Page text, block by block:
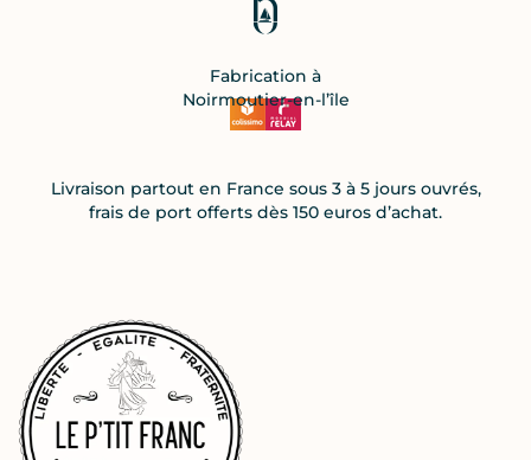
Fabrication à
Noirmoutier-en-l’île
Livraison partout en France sous 3 à 5 jours ouvrés,
frais de port offerts dès 150 euros d’achat.